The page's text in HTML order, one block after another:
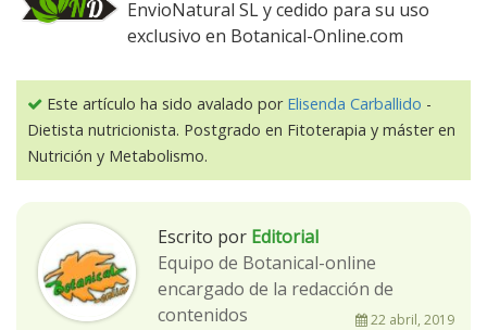
EnvioNatural SL y cedido para su uso
exclusivo en Botanical-Online.com
Este artículo ha sido avalado por Elisenda Carballido -
Dietista nutricionista. Postgrado en Fitoterapia y máster en
Nutrición y Metabolismo.
Escrito por Editorial
Equipo de Botanical-online
encargado de la redacción de
contenidos
22 abril, 2019